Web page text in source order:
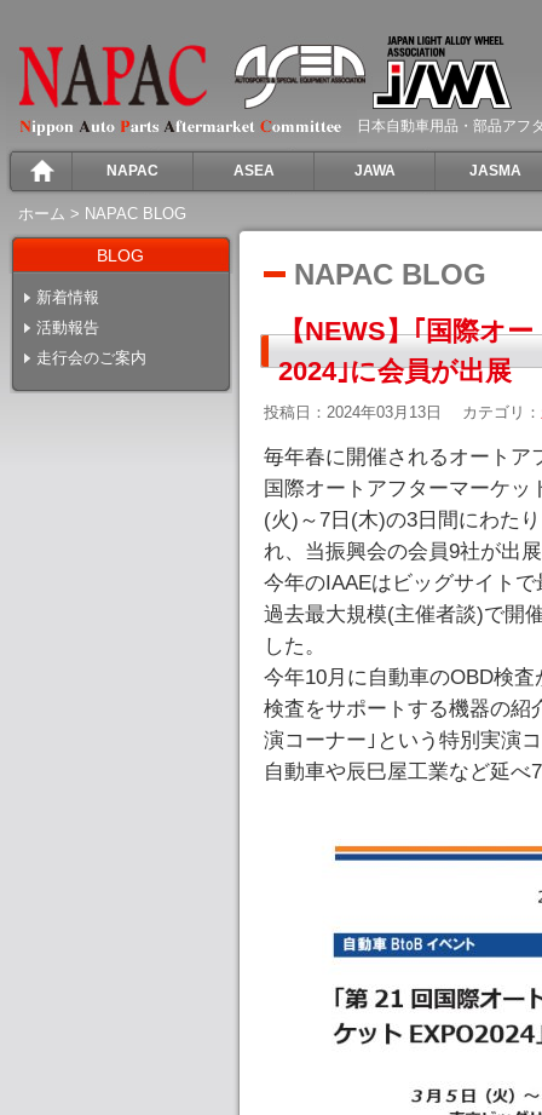
日本自動車用品・部品アフ
NAPAC ASEA JAWA JASMA
ホーム > NAPAC BLOG
BLOG
新着情報
活動報告
走行会のご案内
NAPAC BLOG
【NEWS】｢国際オ
2024｣に会員が出展
投稿日：2024年03月13日 カテゴリ：
毎年春に開催されるオートア
国際オートアフターマーケッ
(火)～7日(木)の3日間にわた
れ、当振興会の会員9社が出
今年のIAAEはビッグサイト
過去最大規模(主催者談)で開
した。
今年10月に自動車のOBD検
検査をサポートする機器の紹
演コーナー｣という特別実演
自動車や辰巳屋工業など延